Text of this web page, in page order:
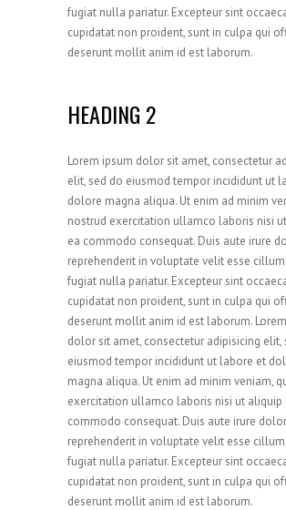
fugiat nulla pariatur. Excepteur sint
cupidatat non proident, sunt in culpa qui
deserunt mollit anim id est laborum.
HEADING 2
Lorem ipsum dolor sit amet, consectetur
elit, sed do eiusmod tempor incididunt ut
dolore magna aliqua. Ut enim ad minim
nostrud exercitation ullamco laboris nisi
ea commodo consequat. Duis aute irure
reprehenderit in voluptate velit esse
fugiat nulla pariatur. Excepteur sint
cupidatat non proident, sunt in culpa qui
deserunt mollit anim id est laborum.
dolor sit amet, consectetur adipisicing elit,
eiusmod tempor incididunt ut labore et
magna aliqua. Ut enim ad minim veniam,
exercitation ullamco laboris nisi ut aliquip
commodo consequat. Duis aute irure
reprehenderit in voluptate velit esse
fugiat nulla pariatur. Excepteur sint
cupidatat non proident, sunt in culpa qui
deserunt mollit anim id est laborum.